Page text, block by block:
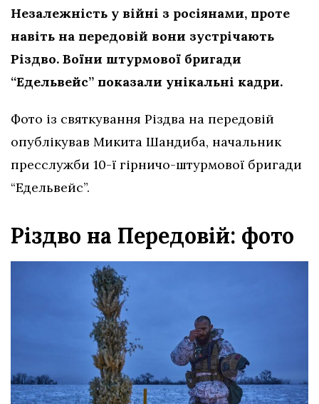
Незалежність у війні з росіянами, проте
навіть на передовій вони зустрічають
Різдво. Воїни штурмової бригади
“Едельвейс” показали унікальні кадри.
Фото із святкування Різдва на передовій
опублікував Микита Шандиба, начальник
пресслужби 10-ї гірничо-штурмової бригади
“Едельвейс”.
Різдво на Передовій: фото